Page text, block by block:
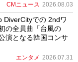
CMニュース 2026.08.03
DiverCityでの 2ndワ
の全員曲「台風の
演となる韓国コンサ
エンタメ 2026.07.31